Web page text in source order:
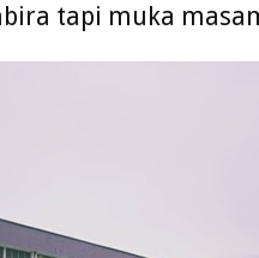
tapi muka